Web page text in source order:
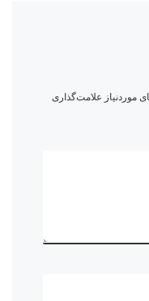
موردنیاز علامت‌گذاری